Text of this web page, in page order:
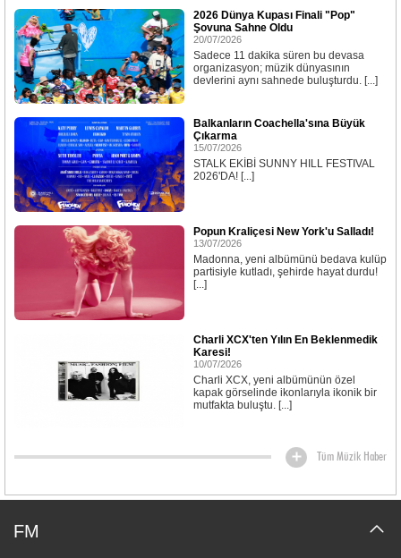
2026 Dünya Kupası Finali "Pop"
Şovuna Sahne Oldu
20/07/2026
Sadece 11 dakika süren bu devasa
organizasyon; müzik dünyasının
devlerini aynı sahnede buluşturdu. [...]
Balkanların Coachella'sına Büyük
Çıkarma
15/07/2026
STALK EKİBİ SUNNY HILL FESTIVAL
2026'DA! [...]
Popun Kraliçesi New York'u Salladı!
13/07/2026
Madonna, yeni albümünü bedava kulüp
partisiyle kutladı, şehirde hayat durdu!
[...]
Charli XCX'ten Yılın En Beklenmedik
Karesi!
10/07/2026
Charli XCX, yeni albümünün özel
kapak görselinde ikonlarıyla ikonik bir
mutfakta buluştu. [...]
Tüm Müzik Haber
FM